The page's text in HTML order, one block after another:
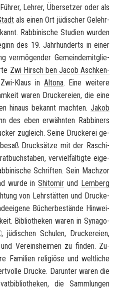
Leh­rer, Über­set­zer oder als
als einen Ort jü­di­scher Ge­lehr­
Rab­bi­ni­sche Stu­di­en wur­den
des 19. Jahr­hun­derts in einer
ver­mö­gen­der Ge­mein­de­mit­glie­
Zwi Hirsch ben Jacob Asch­ke­n­
Klaus in Al­to­na. Eine wei­te­re
waren Dru­cke­rei­en, die eine
hin­aus be­kannt mach­ten. Jakob
des eben er­wähn­ten Rab­bi­ners
zu­gleich. Seine Dru­cke­rei ge­
besaß Druck­sät­ze mit der Ra­schi­
ver­viel­fäl­tig­te ei­ge­
Schrif­ten. Sein Mach­zor
wurde inShi­to­mir und Lem­berg
von Lehr­stät­ten und Dru­cke­
Bü­cher­be­stän­de Hin­wei­
Bi­blio­the­ken waren in Syn­ago­
, jü­di­schen Schu­len, Dru­cke­rei­en,
Ver­eins­hei­men zu fin­den. Zu­
Fa­mi­li­en re­li­giö­se und welt­li­che
Dru­cke. Dar­un­ter waren die
die Samm­lun­gen